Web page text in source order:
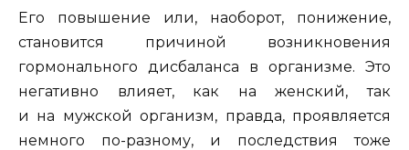
Его повышение или, наоборот, понижение,
становится причиной возникновения
гормонального дисбаланса в организме. Это
негативно влияет, как на женский, так
и на мужской организм, правда, проявляется
немного по-разному, и последствия тоже